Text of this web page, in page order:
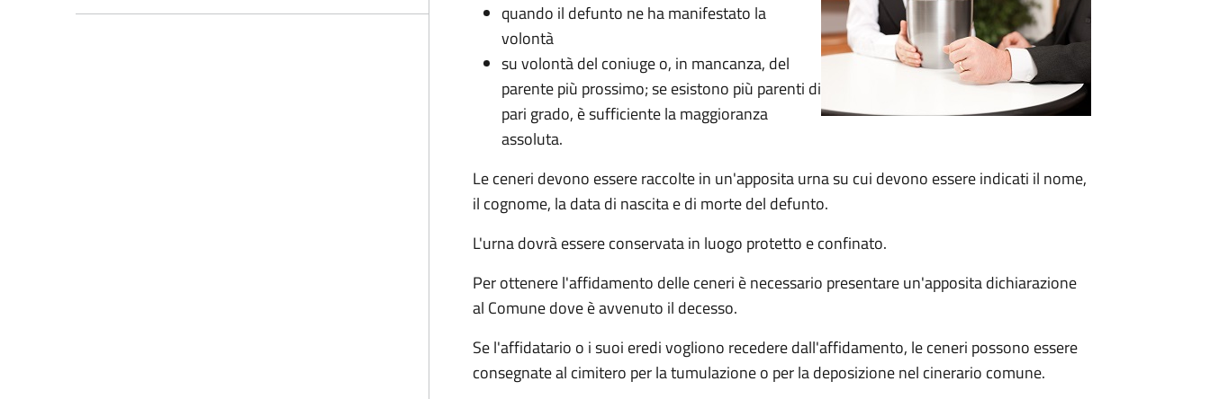
quando il defunto ne ha manifestato la
volontà
su volontà del coniuge o, in mancanza, del
parente più prossimo; se esistono più parenti di
pari grado, è sufficiente la maggioranza
assoluta.
Le ceneri devono essere raccolte in un'apposita urna su cui devono essere indicati il nome,
il cognome, la data di nascita e di morte del defunto.
L'urna dovrà essere conservata in luogo protetto e confinato.
Per ottenere l'affidamento delle ceneri è necessario presentare un'apposita dichiarazione
al Comune dove è avvenuto il decesso.
Se l'affidatario o i suoi eredi vogliono recedere dall'affidamento, le ceneri possono essere
consegnate al cimitero per la tumulazione o per la deposizione nel cinerario comune.